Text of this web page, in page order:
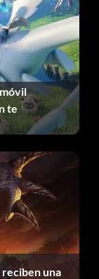
soldado de
a través de
te
reciben una